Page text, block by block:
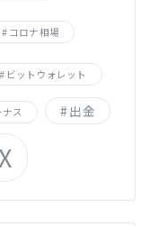
コロナ相場
ビットウォレット
ス 出金